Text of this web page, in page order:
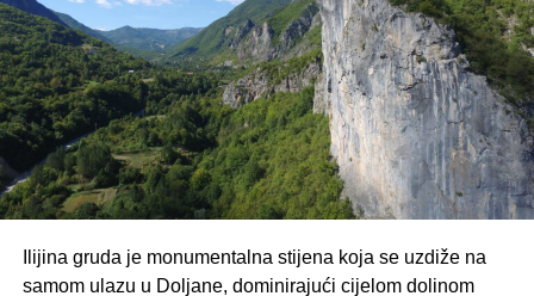
kako zajedničkim radom, solidarnošću i dobrim
planiranjem mogu biti ostvareni konkretni i trajni rezultati.
Izvor:https://www.instagram.com/orlovastina/
Ilijina gruda je monumentalna stijena koja se uzdiže na
samom ulazu u Doljane, dominirajući cijelom dolinom